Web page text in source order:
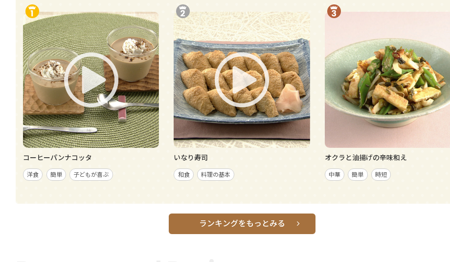
コーヒーパンナコッタ
洋食 簡単 子どもが喜ぶ
いなり寿司
和食 料理の基本
オクラと油揚げの辛味和え
中華 簡単 時短
ランキングをもっとみる